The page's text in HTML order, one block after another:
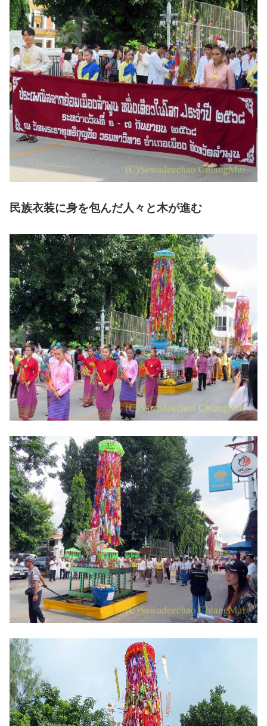
民族衣装に身を包んだ人々と木が進む